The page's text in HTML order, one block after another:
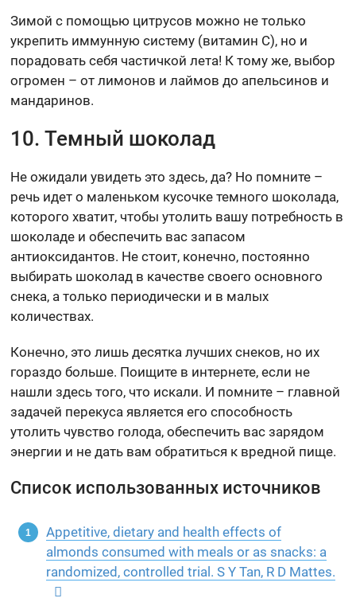
Зимой с помощью цитрусов можно не только
укрепить иммунную систему (витамин С), но и
порадовать себя частичкой лета! К тому же, выбор
огромен – от лимонов и лаймов до апельсинов и
мандаринов.
10. Темный шоколад
Не ожидали увидеть это здесь, да? Но помните –
речь идет о маленьком кусочке темного шоколада,
которого хватит, чтобы утолить вашу потребность в
шоколаде и обеспечить вас запасом
антиоксидантов. Не стоит, конечно, постоянно
выбирать шоколад в качестве своего основного
снека, а только периодически и в малых
количествах.
Конечно, это лишь десятка лучших снеков, но их
гораздо больше. Поищите в интернете, если не
нашли здесь того, что искали. И помните – главной
задачей перекуса является его способность
утолить чувство голода, обеспечить вас зарядом
энергии и не дать вам обратиться к вредной пище.
Список использованных источников
Appetitive, dietary and health effects of
almonds consumed with meals or as snacks: a
randomized, controlled trial. S Y Tan, R D Mattes.